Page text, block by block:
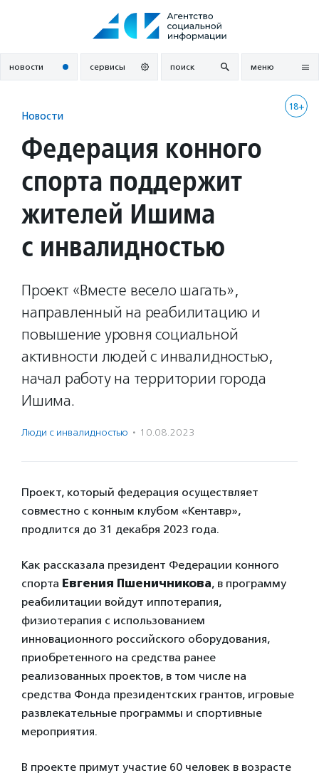
новости сервисы поиск меню
18+
Новости
Федерация конного
спорта поддержит
жителей Ишима
с инвалидностью
Проект «Вместе весело шагать»,
направленный на реабилитацию и
повышение уровня социальной
активности людей с инвалидностью,
начал работу на территории города
Ишима.
Люди с инвалидностью · 10.08.2023
Проект, который федерация осуществляет
совместно с конным клубом «Кентавр»,
продлится до 31 декабря 2023 года.
Как рассказала президент Федерации конного
спорта Евгения Пшеничникова, в программу
реабилитации войдут иппотерапия,
физиотерапия с использованием
инновационного российского оборудования,
приобретенного на средства ранее
реализованных проектов, в том числе на
средства Фонда президентских грантов, игровые
развлекательные программы и спортивные
мероприятия.
В проекте примут участие 60 человек в возрасте